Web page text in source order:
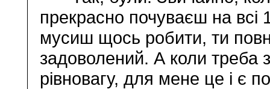
прекрасно почуваєш на всі
мусиш щось робити, ти
задоволений. А коли треба
рівновагу, для мене це і є